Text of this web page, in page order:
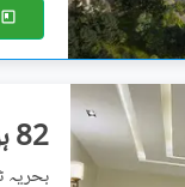
82 ہزار